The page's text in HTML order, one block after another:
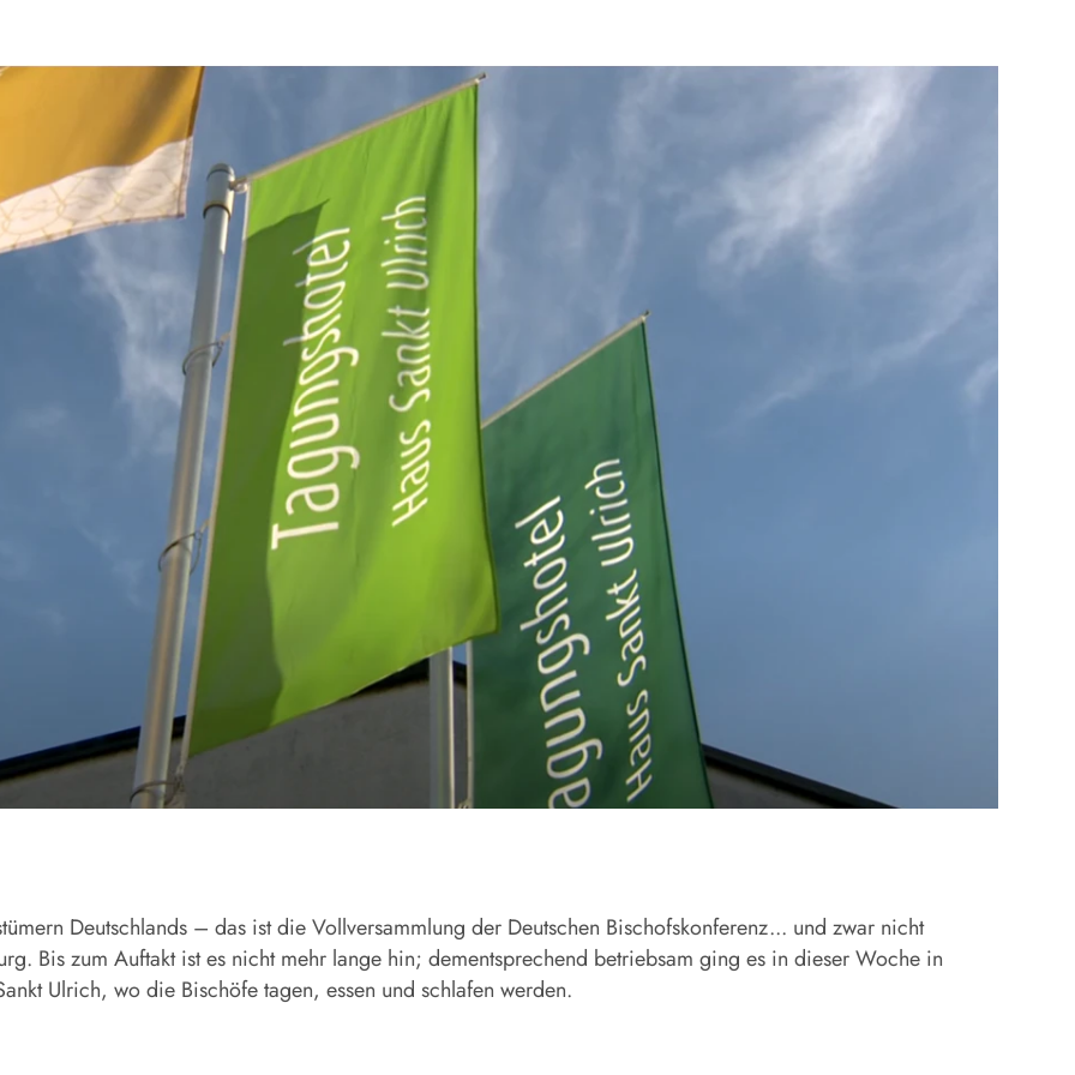
Deutschlands – das ist die Vollversammlung der Deutschen Bischofskonferenz... und zwar nicht
Bis zum Auftakt ist es nicht mehr lange hin; dementsprechend betriebsam ging es in dieser Woche in
Ulrich, wo die Bischöfe tagen, essen und schlafen werden.